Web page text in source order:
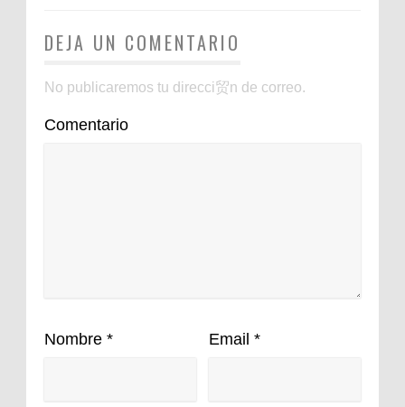
DEJA UN COMENTARIO
No publicaremos tu direcci贸n de correo.
Comentario
Nombre * Email *